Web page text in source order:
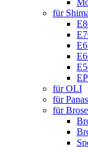
für
für OLI
für
für Brose